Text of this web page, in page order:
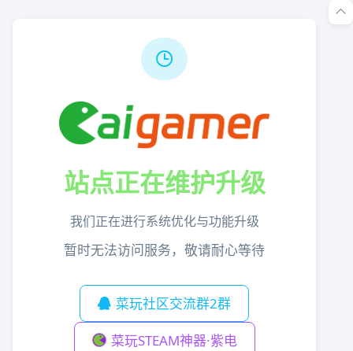
站点正在维护升级
我们正在进行系统优化与功能升级
暂时无法访问服务，敬请耐心等待
菜玩社区交流群2群
菜玩STEAM神器·紫电